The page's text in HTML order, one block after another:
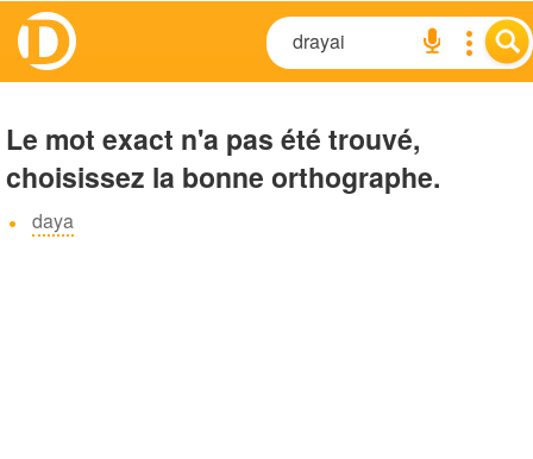
Le mot exact n'a pas été trouvé,
choisissez la bonne orthographe.
daya